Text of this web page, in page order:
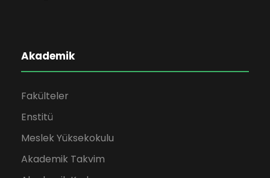
Akademik
Fakülteler
Enstitü
Meslek Yüksekokulu
Akademik Takvim